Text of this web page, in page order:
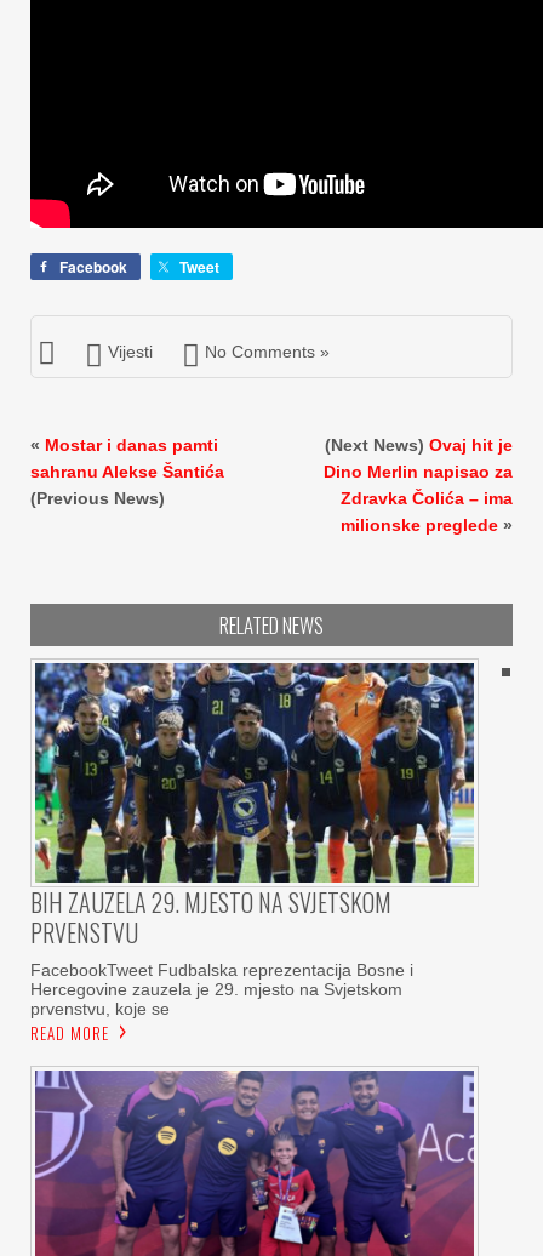
Facebook Tweet
Vijesti No Comments »
« Mostar i danas pamti
sahranu Alekse Šantića
(Previous News)
(Next News) Ovaj hit je
Dino Merlin napisao za
Zdravka Čolića – ima
milionske preglede »
RELATED NEWS
BIH ZAUZELA 29. MJESTO NA SVJETSKOM
PRVENSTVU
FacebookTweet Fudbalska reprezentacija Bosne i
Hercegovine zauzela je 29. mjesto na Svjetskom
prvenstvu, koje se
READ MORE